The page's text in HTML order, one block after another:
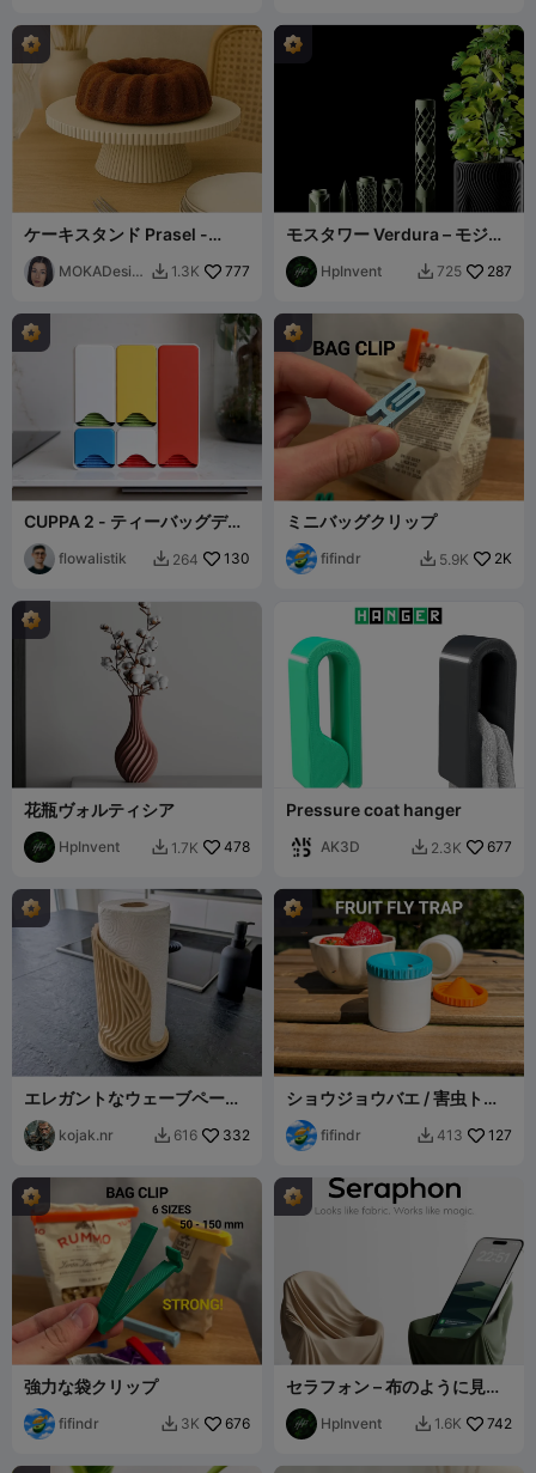
ケーキスタンド Prasel -
MOKA Design
MOKADesig
 1.3K 777
モスタワー Verdura – モジュ
ラー式クライミングサポート
HpInvent  725 287
CUPPA 2 - ティーバッグディ
スペンサー
flowalistik  264 130
ミニバッグクリップ
fifindr  5.9K 2K
花瓶ヴォルティシア
HpInvent  1.7K 478
Pressure coat hanger
AK3D  2.3K 677
エレガントなウェーブペーパ
ータオルホルダー – モダンな
キッチンインテリア
kojak.nr  616 332
ショウジョウバエ / 害虫トラ
ップ
fifindr  413 127
強力な袋クリップ
fifindr  3K 676
セラフォン – 布のように見え
る。魔法のように機能する。
HpInvent  1.6K 742